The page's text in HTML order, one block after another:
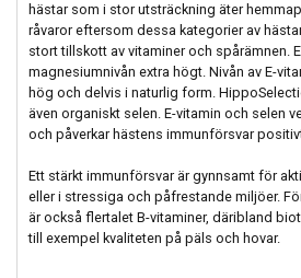
hästar som i stor utsträckning äter
råvaror eftersom dessa kategorier av
stort tillskott av vitaminer och spårämnen.
magnesiumnivån extra högt. Nivån av E-
hög och delvis i naturlig form.
även organiskt selen. E-vitamin och selen
och påverkar hästens immunförsvar
Ett stärkt immunförsvar är gynnsamt för
eller i stressiga och påfrestande miljöer.
är också flertalet B-vitaminer, däribland
till exempel kvaliteten på päls och hovar.